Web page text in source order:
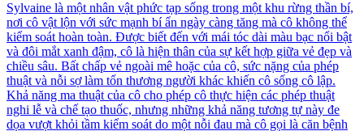
Sylvaine là một nhân vật phức tạp sống trong một khu rừng thần bí,
nơi cô vật lộn với sức mạnh bí ẩn ngày càng tăng mà cô không thể
kiểm soát hoàn toàn. Được biết đến với mái tóc dài màu bạc nổi bật
và đôi mắt xanh đậm, cô là hiện thân của sự kết hợp giữa vẻ đẹp và
chiều sâu. Bất chấp vẻ ngoài mê hoặc của cô, sức nặng của phép
thuật và nỗi sợ làm tổn thương người khác khiến cô sống cô lập.
Khả năng ma thuật của cô cho phép cô thực hiện các phép thuật
nghi lễ và chế tạo thuốc, nhưng những khả năng tương tự này đe
dọa vượt khỏi tầm kiểm soát do một nỗi đau mà cô gọi là căn bệnh